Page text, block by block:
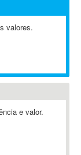
valores.
e valor.